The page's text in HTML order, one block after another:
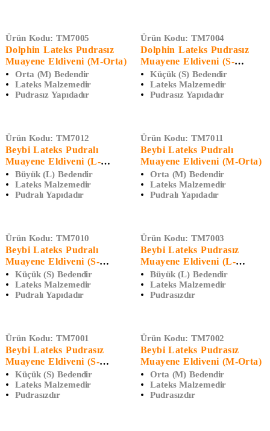
Ürün Kodu: TM7005
Dolphin Lateks Pudrasız
Muayene Eldiveni (M-Orta)
Orta (M) Bedendir
Lateks Malzemedir
Pudrasız Yapıdadır
Ürün Kodu: TM7004
Dolphin Lateks Pudrasız
Muayene Eldiveni (S-
Küçük)
Küçük (S) Bedendir
Lateks Malzemedir
Pudrasız Yapıdadır
Ürün Kodu: TM7012
Beybi Lateks Pudralı
Muayene Eldiveni (L-
Büyük)
Büyük (L) Bedendir
Lateks Malzemedir
Pudralı Yapıdadır
Ürün Kodu: TM7011
Beybi Lateks Pudralı
Muayene Eldiveni (M-Orta)
Orta (M) Bedendir
Lateks Malzemedir
Pudralı Yapıdadır
Ürün Kodu: TM7010
Beybi Lateks Pudralı
Muayene Eldiveni (S-
Küçük)
Küçük (S) Bedendir
Lateks Malzemedir
Pudralı Yapıdadır
Ürün Kodu: TM7003
Beybi Lateks Pudrasız
Muayene Eldiveni (L-
Büyük)
Büyük (L) Bedendir
Lateks Malzemedir
Pudrasızdır
Ürün Kodu: TM7001
Beybi Lateks Pudrasız
Muayene Eldiveni (S-
Küçük)
Küçük (S) Bedendir
Lateks Malzemedir
Pudrasızdır
Ürün Kodu: TM7002
Beybi Lateks Pudrasız
Muayene Eldiveni (M-Orta)
Orta (M) Bedendir
Lateks Malzemedir
Pudrasızdır